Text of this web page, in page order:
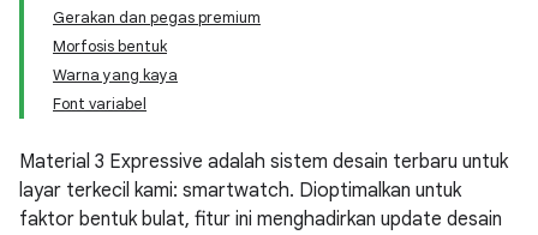
Gerakan dan pegas premium
Morfosis bentuk
Warna yang kaya
Font variabel
Material 3 Expressive adalah sistem desain terbaru untuk
layar terkecil kami: smartwatch. Dioptimalkan untuk
faktor bentuk bulat, fitur ini menghadirkan update desain